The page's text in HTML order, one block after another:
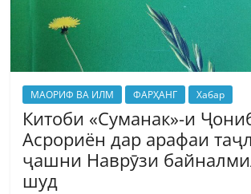
МАОРИФ ВА ИЛМ ФАРҲАНГ Хабар
Китоби «Суманак»-и
Асрориён дар арафаи
ҷашни Наврӯзи
шуд